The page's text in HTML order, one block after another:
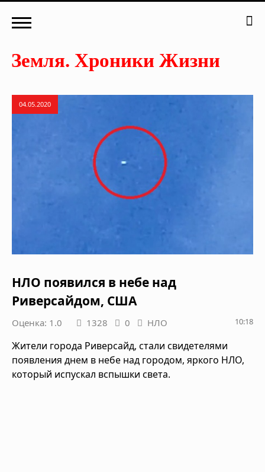
04.05.2020
НЛО появился в небе над
Риверсайдом, США
Оценка: 1.0 1328 0 НЛО 10:18
Жители города Риверсайд, стали свидетелями
появления днем в небе над городом, яркого НЛО,
который испускал вспышки света.